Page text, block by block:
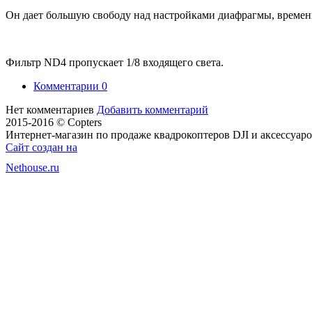
Он дает большую свободу над настройками диафрагмы,
Фильтр ND4 пропускает 1/8 входящего света.
Комментарии 0
Нет комментариев Добавить комментарий
2015-2016 © Copters
Интернет-магазин по продаже квадрокоптеров DJI и
Сайт создан на
Nethouse.ru